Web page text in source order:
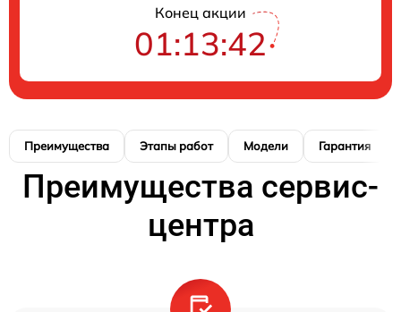
Конец акции
01:13:41
Преимущества Этапы работ Модели Гарантия
Преимущества сервис-
центра